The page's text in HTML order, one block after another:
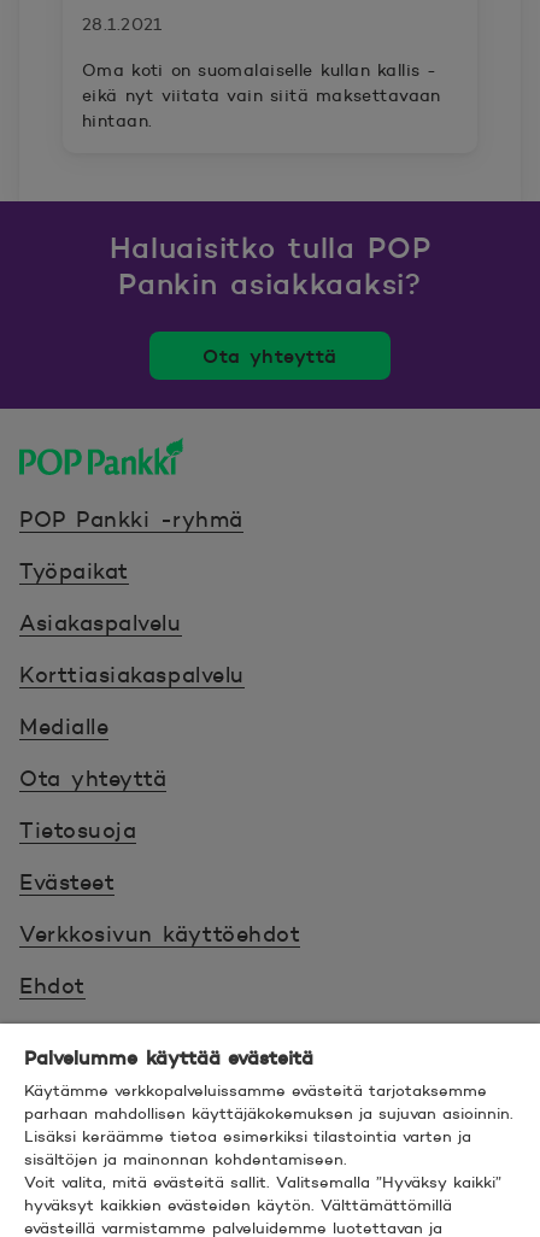
28.1.2021
Oma koti on suomalaiselle kullan kallis -
eikä nyt viitata vain siitä maksettavaan
hintaan.
Haluaisitko tulla POP
Pankin asiakkaaksi?
Ota yhteyttä
POP Pankki -ryhmä
Työpaikat
Asiakaspalvelu
Korttiasiakaspalvelu
Medialle
Ota yhteyttä
Tietosuoja
Evästeet
Verkkosivun käyttöehdot
Ehdot
Saavutettavuus
Hyödyllistä tietää
© 2026 POP Pankki,Hevosenkenkä 3, 02600
ESPOO
Palvelumme käyttää evästeitä
Käytämme verkkopalveluissamme evästeitä tarjotaksemme
parhaan mahdollisen käyttäjäkokemuksen ja sujuvan asioinnin.
Lisäksi keräämme tietoa esimerkiksi tilastointia varten ja
sisältöjen ja mainonnan kohdentamiseen.
Voit valita, mitä evästeitä sallit. Valitsemalla ”Hyväksy kaikki”
hyväksyt kaikkien evästeiden käytön. Välttämättömillä
evästeillä varmistamme palveluidemme luotettavan ja